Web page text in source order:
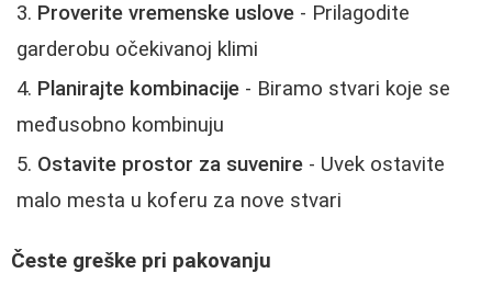
Proverite vremenske uslove - Prilagodite
garderobu očekivanoj klimi
Planirajte kombinacije - Biramo stvari koje se
međusobno kombinuju
Ostavite prostor za suvenire - Uvek ostavite
malo mesta u koferu za nove stvari
Česte greške pri pakovanju